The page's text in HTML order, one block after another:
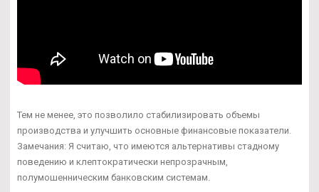
Тем не менее, это позволило стабилизировать объемы
производства и улучшить основные финансовые показатели.
Замечания: Я считаю, что имеются альтернативы стадному
поведению и клептократически непрозрачным,
полумошенническим банковским системам.